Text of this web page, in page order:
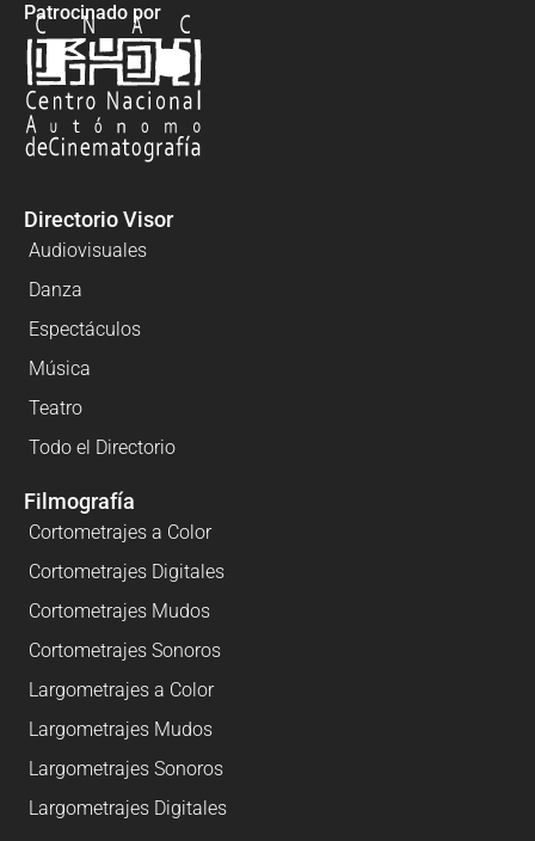
Patrocinado por
Directorio Visor
Audiovisuales
Danza
Espectáculos
Música
Teatro
Todo el Directorio
Filmografía
Cortometrajes a Color
Cortometrajes Digitales
Cortometrajes Mudos
Cortometrajes Sonoros
Largometrajes a Color
Largometrajes Mudos
Largometrajes Sonoros
Largometrajes Digitales